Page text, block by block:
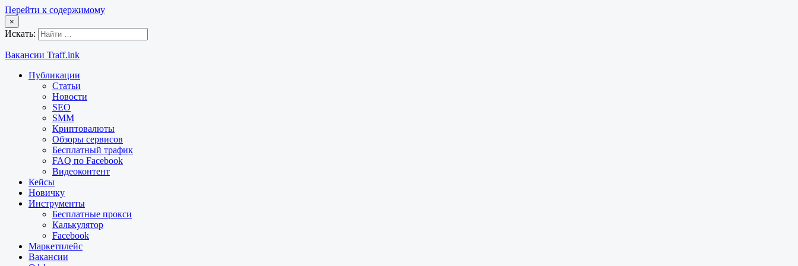
Перейти к содержимому
×
Искать:
Вакансии Traff.ink
Публикации
Статьи
Новости
SEO
SMM
Криптовалюты
Обзоры сервисов
Бесплатный трафик
FAQ по Facebook
Видеоконтент
Кейсы
Новичку
Инструменты
Бесплатные прокси
Калькулятор
Facebook
Маркетплейс
Вакансии